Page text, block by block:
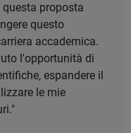
proposta
questo
accademica.
l'opportunità di
espandere il
le mie